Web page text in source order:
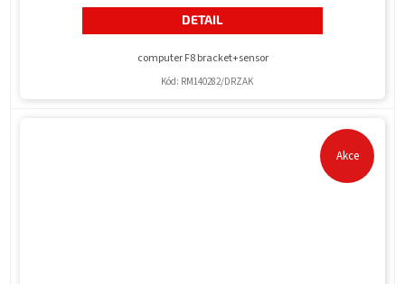
DETAIL
computer F8 bracket+sensor
Kód: RM140282/DRZAK
Akce